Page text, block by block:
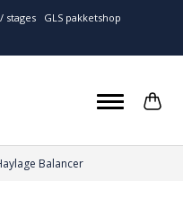
stages
GLS pakketshop
Balancer